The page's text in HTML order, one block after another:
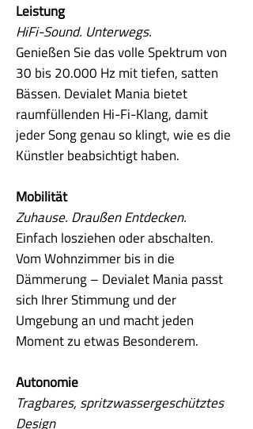
Leistung
HiFi-Sound. Unterwegs.
Genießen Sie das volle Spektrum von
30 bis 20.000 Hz mit tiefen, satten
Bässen. Devialet Mania bietet
raumfüllenden Hi-Fi-Klang, damit
jeder Song genau so klingt, wie es die
Künstler beabsichtigt haben.
Mobilität
Zuhause. Draußen Entdecken.
Einfach losziehen oder abschalten.
Vom Wohnzimmer bis in die
Dämmerung – Devialet Mania passt
sich Ihrer Stimmung und der
Umgebung an und macht jeden
Moment zu etwas Besonderem.
Autonomie
Tragbares, spritzwassergeschütztes
Design